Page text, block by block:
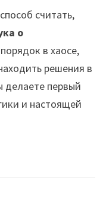
считать,
о
в хаосе,
решения в
делаете первый
и настоящей